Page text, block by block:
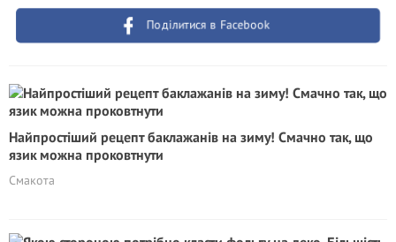
Поділитися в Facebook
Найпростіший рецепт баклажанів на зиму! Смачно так, що
язик можна проковтнути
Смакота